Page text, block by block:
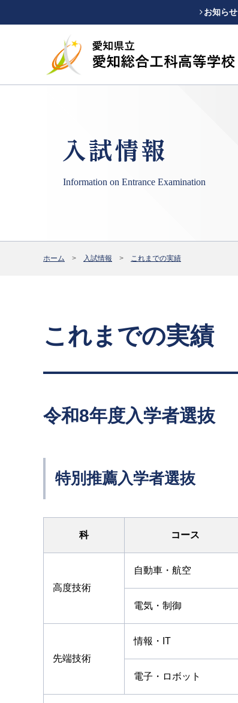
お知らせ
Information on Entrance Examination
ホーム 入試情報 これまでの実績
これまでの実績
令和8年度入学者選抜
特別推薦入学者選抜
科 コース
高度技術
自動車・航空
電気・制御
先端技術
情報・IT
電子・ロボット